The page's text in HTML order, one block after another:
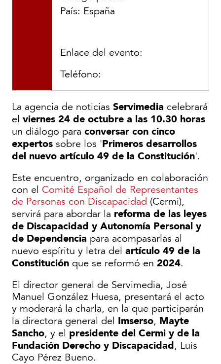
País: España
Enlace del evento:
Teléfono:
La agencia de noticias Servimedia celebrará
el viernes 24 de octubre a las 10.30 horas
un diálogo para conversar con cinco
expertos sobre los 'Primeros desarrollos
del nuevo artículo 49 de la Constitución'.
Este encuentro, organizado en colaboración
con el Comité Español de Representantes
de Personas con Discapacidad (Cermi),
servirá para abordar la reforma de las leyes
de Discapacidad y Autonomía Personal y
de Dependencia para acompasarlas al
nuevo espíritu y letra del artículo 49 de la
Constitución que se reformó en 2024.
El director general de Servimedia, José
Manuel González Huesa, presentará el acto
y moderará la charla, en la que participarán
la directora general del Imserso, Mayte
Sancho, y el presidente del Cermi y de la
Fundación Derecho y Discapacidad, Luis
Cayo Pérez Bueno.